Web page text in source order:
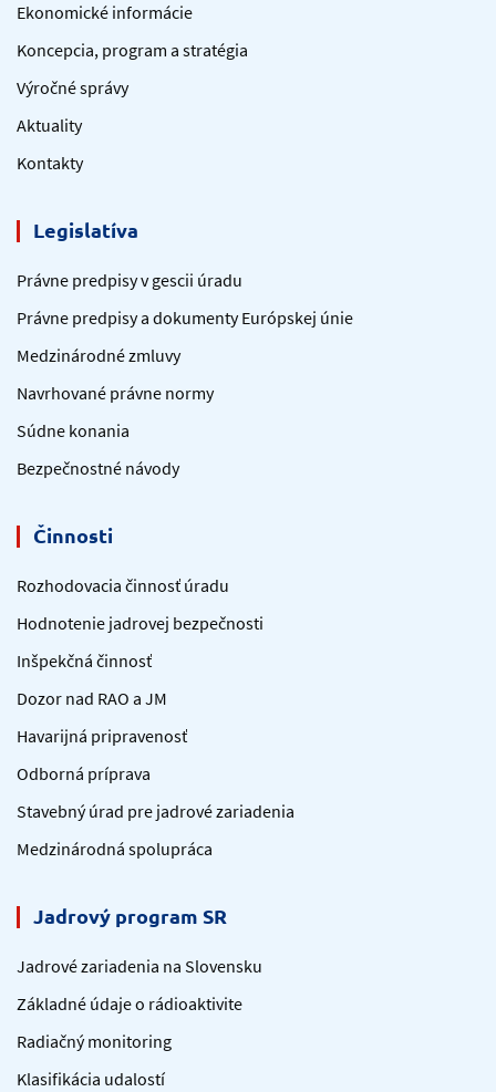
Ekonomické informácie
Koncepcia, program a stratégia
Výročné správy
Aktuality
Kontakty
Legislatíva
Právne predpisy v gescii úradu
Právne predpisy a dokumenty Európskej únie
Medzinárodné zmluvy
Navrhované právne normy
Súdne konania
Bezpečnostné návody
Činnosti
Rozhodovacia činnosť úradu
Hodnotenie jadrovej bezpečnosti
Inšpekčná činnosť
Dozor nad RAO a JM
Havarijná pripravenosť
Odborná príprava
Stavebný úrad pre jadrové zariadenia
Medzinárodná spolupráca
Jadrový program SR
Jadrové zariadenia na Slovensku
Základné údaje o rádioaktivite
Radiačný monitoring
Klasifikácia udalostí